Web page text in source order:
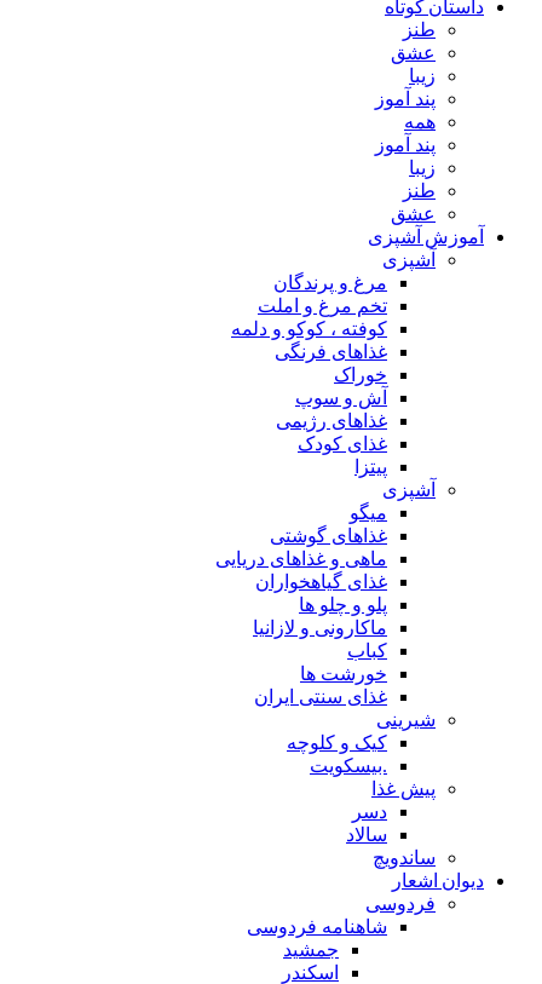
داستان کوتاه
طنز
عشق
زیبا
پند آموز
همه
پند آموز
زیبا
طنز
عشق
آموزش آشپزی
آشپزی
مرغ و پرندگان
تخم مرغ و املت
کوفته ، کوکو و دلمه
غذاهای فرنگی
خوراک
آش و سوپ
غذاهای رژیمی
غذای کودک
پیتزا
آشپزی
میگو
غذاهای گوشتی
ماهی و غذاهای دریایی
غذای گیاهخواران
پلو و چلو ها
ماکارونی و لازانیا
کباب
خورشت ها
غذای سنتی ایران
شیرینی
کیک و کلوچه
.بیسکویت
پیش غذا
دسر
سالاد
ساندویچ
دیوان اشعار
فردوسی
شاهنامه فردوسی
جمشید
اسکندر